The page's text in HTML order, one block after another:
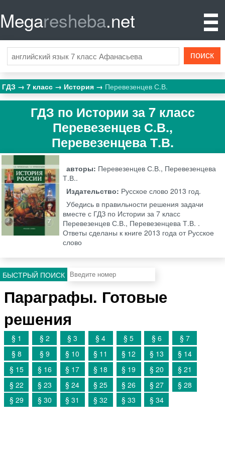
Megaresheba.net
ГДЗ 7 класс История Перевезенцев С.В.
ГДЗ по Истории за 7 класс
Перевезенцев С.В.,
Перевезенцева Т.В.
авторы: Перевезенцев С.В., Перевезенцева
Т.В..
Издательство: Русское слово 2013 год.
Убедись в правильности решения задачи
вместе с ГДЗ по Истории за 7 класс
Перевезенцев С.В., Перевезенцева Т.В. .
Ответы сделаны к книге 2013 года от Русское
слово
БЫСТРЫЙ ПОИСК
Параграфы. Готовые
решения
§ 1 § 2 § 3 § 4 § 5 § 6
§ 7
§ 8
§ 9 § 10 § 11 § 12 § 13
§ 14
§ 15
§ 16 § 17 § 18 § 19 § 20
§ 21
§ 22
§ 23 § 24 § 25 § 26 § 27
§ 28
§ 29
§ 30 § 31 § 32 § 33 § 34